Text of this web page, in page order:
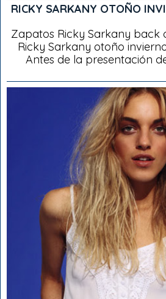
RICKY SARKANY OTOÑO
Zapatos Ricky Sarkany back
Ricky Sarkany otoño
Antes de la presentación